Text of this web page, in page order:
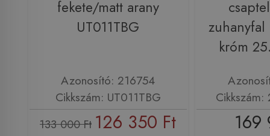
fekete/matt arany
UT011TBG
Azonosító: 216754
Cikkszám: UT011TBG
133 000 Ft 126 350 Ft
króm
169